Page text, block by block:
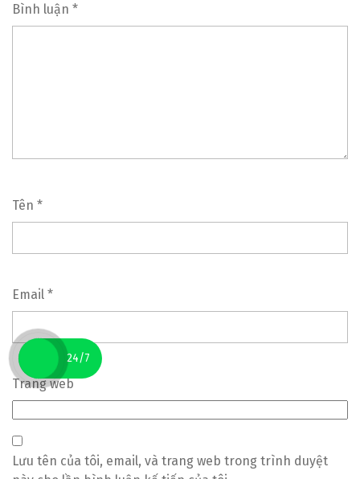
Bình luận *
Tên *
Email *
Trang web
Lưu tên của tôi, email, và trang web trong trình duyệt
24/7